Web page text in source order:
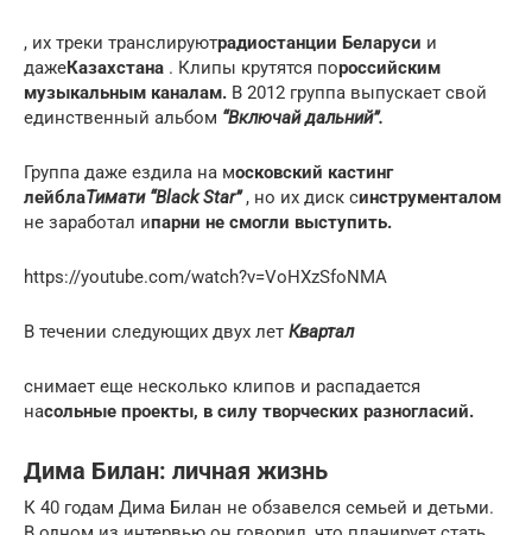
, их треки транслируютрадиостанции Беларуси и
дажеКазахстана . Клипы крутятся пороссийским
музыкальным каналам. В 2012 группа выпускает свой
единственный альбом “Включай дальний”.
Группа даже ездила на московский кастинг
лейблаТимати “Black Star”, но их диск синструменталом
не заработал ипарни не смогли выступить.
https://youtube.com/watch?v=VoHXzSfoNMA
В течении следующих двух лет Квартал
снимает еще несколько клипов и распадается
насольные проекты, в силу творческих разногласий.
Дима Билан: личная жизнь
К 40 годам Дима Билан не обзавелся семьей и детьми.